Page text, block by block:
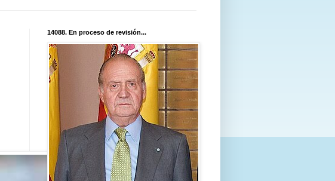
14088. En proceso de revisión...